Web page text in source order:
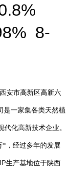
8-
安市高新区高新六
是一家集各类天然植
化高新技术企业。
*，经过多年的发展
生产基地位于陕西